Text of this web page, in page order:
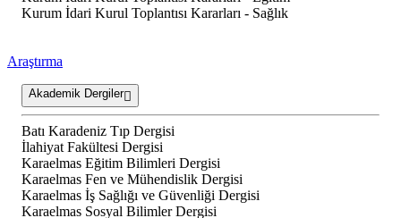
Kurum İdari Kurul Toplantısı Kararları - Sağlık
Araştırma
Akademik Dergiler
Batı Karadeniz Tıp Dergisi
İlahiyat Fakültesi Dergisi
Karaelmas Eğitim Bilimleri Dergisi
Karaelmas Fen ve Mühendislik Dergisi
Karaelmas İş Sağlığı ve Güvenliği Dergisi
Karaelmas Sosyal Bilimler Dergisi